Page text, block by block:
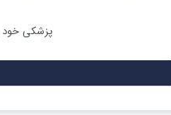
پزشکی خود